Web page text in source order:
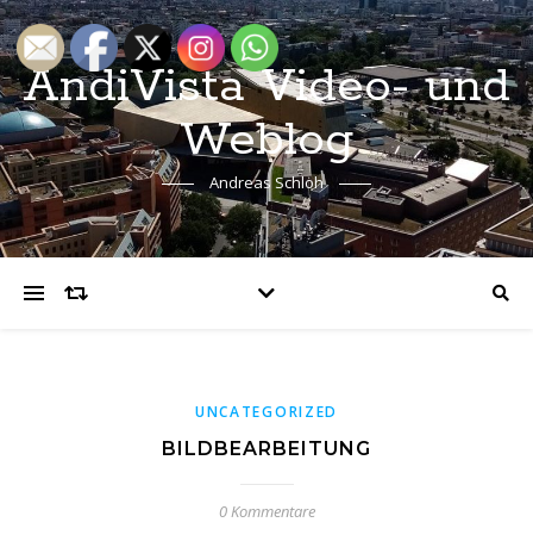
AndiVista Video- und
Weblog
Andreas Schloh
UNCATEGORIZED
BILDBEARBEITUNG
0 Kommentare